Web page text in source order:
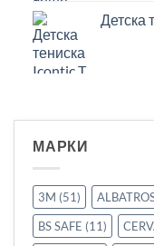
Детска
МАРКИ
3M (51)
BS SAFE (11)